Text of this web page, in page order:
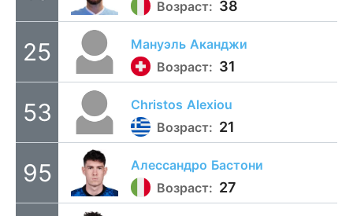
Возраст: 38
25 Мануэль Аканджи
Возраст: 31
53 Christos Alexiou
Возраст: 21
95 Алессандро Бастони
Возраст: 27